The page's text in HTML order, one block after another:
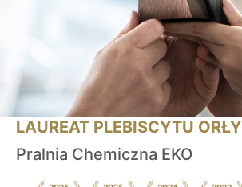
LAUREAT PLEBISCYTU ORŁY
Pralnia Chemiczna EKO